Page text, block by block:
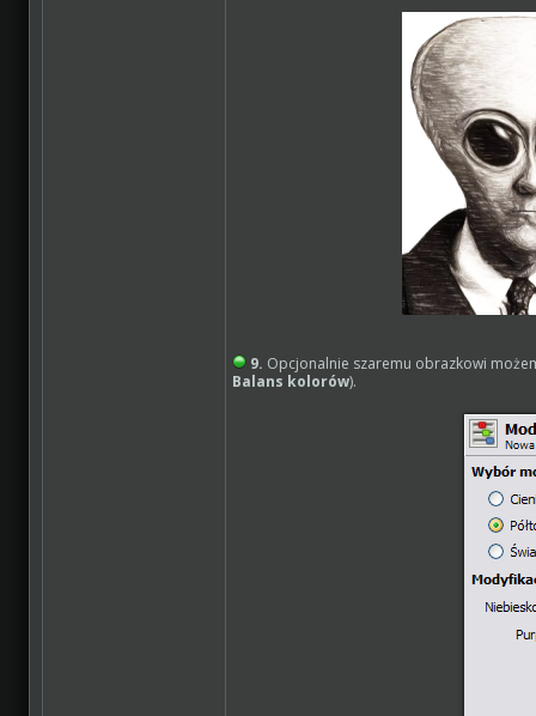
9. Opcjonalnie szaremu obrazkowi
Balans kolorów).